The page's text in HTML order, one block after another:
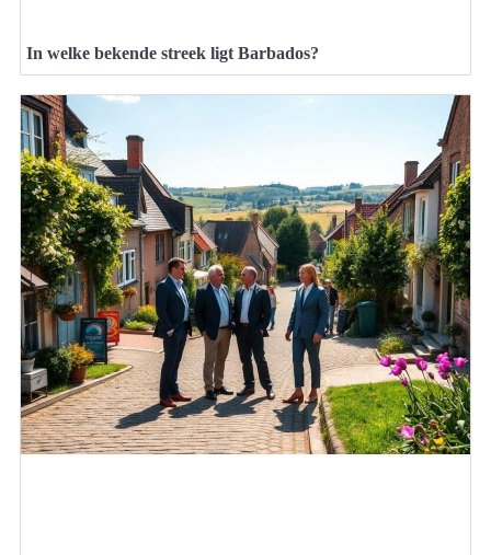
In welke bekende streek ligt Barbados?